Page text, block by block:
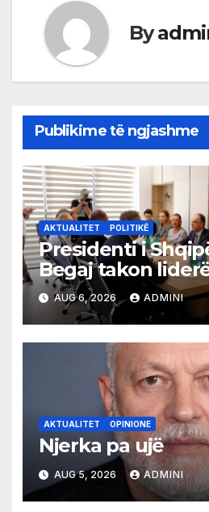
By
Publikime të ngjashme
AKTUALITET POLITIKË
Presidenti i
Begaj takon
shqiptare në
AUG 6, 2026 ADMINI
AKTUALITET OPINIONE
Njerka pa ujë
AUG 5, 2026 ADMINI